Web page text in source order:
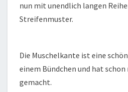
nun mit unendlich langen
Streifenmuster.
Die Muschelkante ist eine
einem Bündchen und hat schon
gemacht.